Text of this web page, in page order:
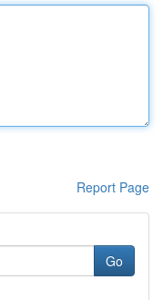
Report Page
Go